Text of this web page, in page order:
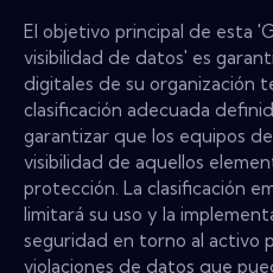
El objetivo principal de esta
visibilidad de datos' es
digitales de su organización
clasificación adecuada
garantizar que los equipos
visibilidad de aquellos
protección. La clasificación
limitará su uso y la
seguridad en torno al activo
violaciones de datos que